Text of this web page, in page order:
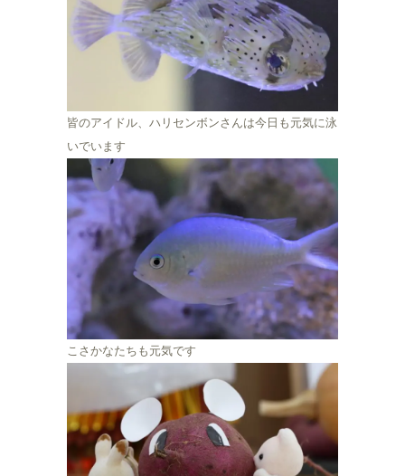
皆のアイドル、ハリセンボンさんは今日も元気に泳
いでいます
こさかなたちも元気です